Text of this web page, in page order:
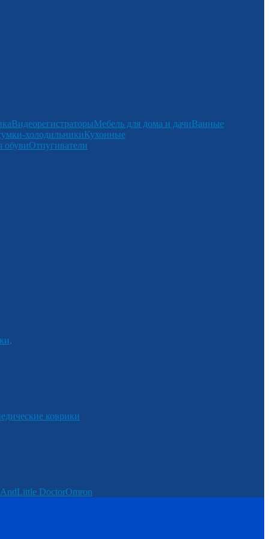
ВидеорегистраторыМебель для дома и дачиВанные
холодильникиКухонные
обувиОтпугиватели
коврики
AndLittle DoctorOmron